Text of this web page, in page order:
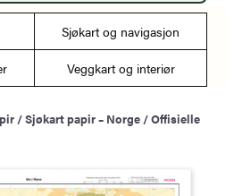
Sjøkart og navigasjon
Veggkart og interiør
/Sjøkart papir – Norge /Offisielle